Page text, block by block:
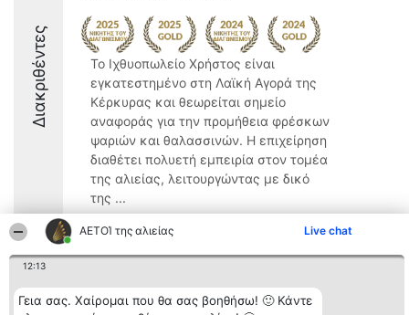
ΑΕΤΟΊ της αλιείας Live chat
12:13
Γεια σας. Χαίρομαι που θα σας βοηθήσω! 🙂 Κάντε
Διακριθέντες
Το Ιχθυοπωλείο Χρήστος είναι
εγκατεστημένο στη Λαϊκή Αγορά της
Κέρκυρας και θεωρείται σημείο
αναφοράς για την προμήθεια φρέσκων
ψαριών και θαλασσινών. Η επιχείρηση
διαθέτει πολυετή εμπειρία στον τομέα
της αλιείας, λειτουργώντας με δικό
της ...
9.6
Διοργανωτής της
κατάταξης
Κατάταξη
Διακριθέντες
Επικοινωνία
Επικοινωνία